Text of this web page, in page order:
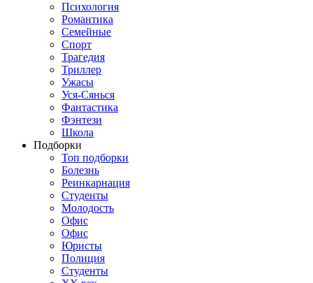
Психология
Романтика
Семейные
Спорт
Трагедия
Триллер
Ужасы
Уся-Сянься
Фантастика
Фэнтези
Школа
Подборки
Топ подборки
Болезнь
Реинкарнация
Студенты
Молодость
Офис
Офис
Юристы
Полиция
Студенты